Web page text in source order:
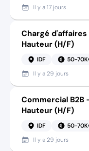
Il y a17 jours
Chargé
Hauteur (H/F)
IDF
50-
Il y a 29 jours
Commercial
Hauteur (H/F)
IDF
50-
Il y a 29 jours